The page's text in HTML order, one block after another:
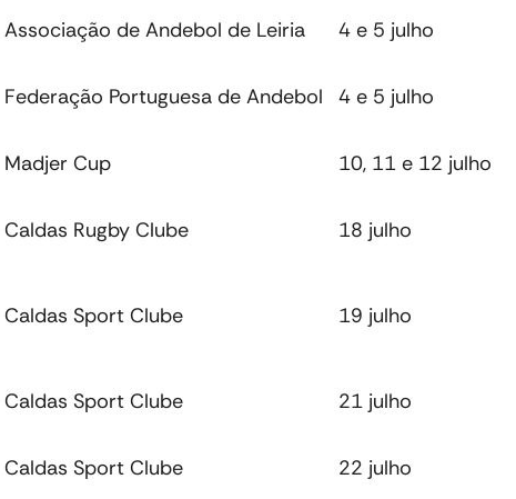
Associação de Andebol de Leiria 4 e 5 julho
Federação Portuguesa de Andebol 4 e 5 julho
Madjer Cup 10, 11 e 12 julho
Caldas Rugby Clube 18 julho
Caldas Sport Clube 19 julho
Caldas Sport Clube 21 julho
Caldas Sport Clube 22 julho